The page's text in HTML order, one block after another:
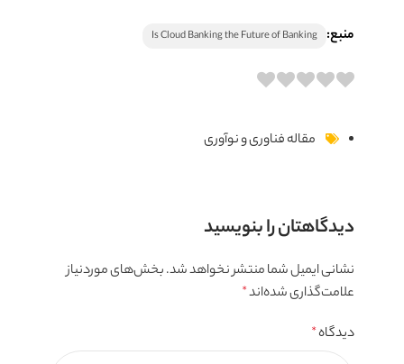
منبع: Is Cloud Banking the Future of Banking
مقاله فناوری و نوآوری
دیدگاهتان را بنویسید
نشانی ایمیل شما منتشر نخواهد شد.بخش‌های موردنیاز
علامت‌گذاری شده‌اند*
دیدگاه*